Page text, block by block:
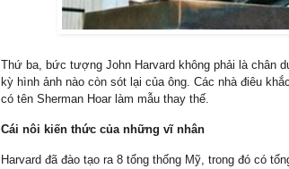
Thứ ba, bức tượng John Harvard không phải là chân
kỳ hình ảnh nào còn sót lại của ông. Các nhà điêu
có tên Sherman Hoar làm mẫu thay thế.
Cái nôi kiến thức của những vĩ nhân
Harvard đã đào tạo ra 8 tổng thống Mỹ, trong đó có